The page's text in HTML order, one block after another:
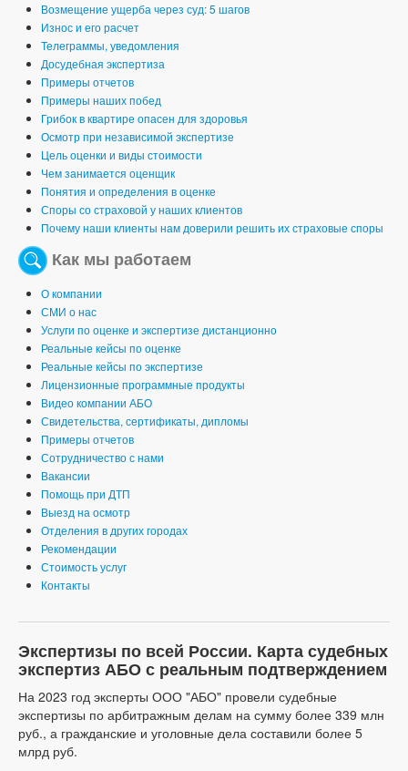
Возмещение ущерба через суд: 5 шагов
Износ и его расчет
Телеграммы, уведомления
Досудебная экспертиза
Примеры отчетов
Примеры наших побед
Грибок в квартире опасен для здоровья
Осмотр при независимой экспертизе
Цель оценки и виды стоимости
Чем занимается оценщик
Понятия и определения в оценке
Споры со страховой у наших клиентов
Почему наши клиенты нам доверили решить их страховые споры
Как мы работаем
О компании
СМИ о нас
Услуги по оценке и экспертизе дистанционно
Реальные кейсы по оценке
Реальные кейсы по экспертизе
Лицензионные программные продукты
Видео компании АБО
Свидетельства, сертификаты, дипломы
Примеры отчетов
Сотрудничество с нами
Вакансии
Помощь при ДТП
Выезд на осмотр
Отделения в других городах
Рекомендации
Стоимость услуг
Контакты
Экспертизы по всей России. Карта судебных
экспертиз АБО с реальным подтверждением
На 2023 год эксперты ООО "АБО" провели судебные
экспертизы по арбитражным делам на сумму более 339 млн
руб., а гражданские и уголовные дела составили более 5
млрд руб.